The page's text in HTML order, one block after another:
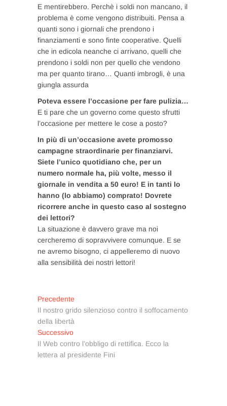
E mentirebbero. Perchè i soldi non mancano, il
problema è come vengono distribuiti. Pensa a
quanti sono i giornali che prendono i
finanziamenti e sono finte cooperative. Quelli
che in edicola neanche ci arrivano, quelli che
prendono i soldi non per quello che vendono
ma per quanto tirano… Quanti imbrogli, è una
giungla assurda
Poteva essere l’occasione per fare pulizia…
E ti pare che un governo come questo sfrutti
l’occasione per mettere le cose a posto?
In più di un’occasione avete promosso
campagne straordinarie per finanziarvi.
Siete l’unico quotidiano che, per un
numero normale ha, più volte, messo il
giornale in vendita a 50 euro! E in tanti lo
hanno (lo abbiamo) comprato! Dovrete
ricorrere anche in questo caso al sostegno
dei lettori?
La situazione è davvero grave ma noi
cercheremo di sopravvivere comunque. E se
ne avremo bisogno, ci appelleremo di nuovo
alla sensibilità dei nostri lettori!
Navigazione
articoli
Precedente
precedente:
Il nostro grido silenzioso contro il soffocamento
della libertà
SuccessivoArticolo
successivo:
Il Web contro l’obbligo di rettifica. Ecco la
lettera al presidente Fini